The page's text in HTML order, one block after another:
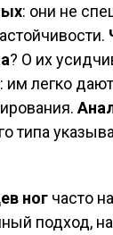
: они не
? О их
: им легко
типа
ног часто
подход,